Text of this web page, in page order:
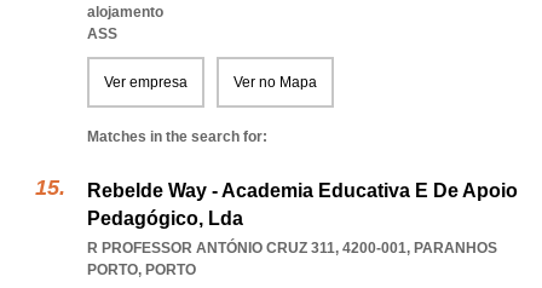
alojamento
ASS
Ver empresa Ver no Mapa
Matches in the search for:
Rebelde Way - Academia Educativa E De Apoio
Pedagógico, Lda
R PROFESSOR ANTÓNIO CRUZ 311, 4200-001, PARANHOS
PORTO, PORTO